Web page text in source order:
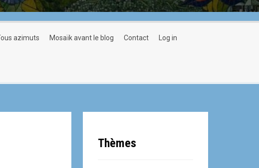
tous azimuts mosaïk avant le blog contact log in
Thèmes